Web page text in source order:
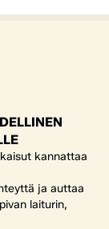
kannattaa
ja auttaa
laiturin,